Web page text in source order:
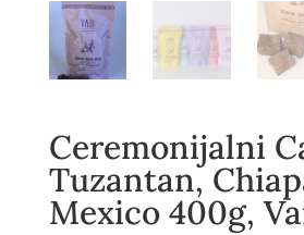
Ceremonijalni
Tuzantan,
Mexico 400g,